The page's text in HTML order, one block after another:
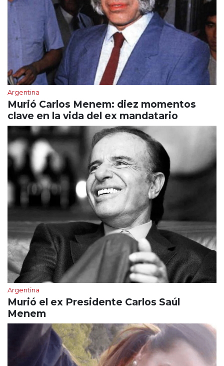
Argentina
Murió Carlos Menem: diez momentos
clave en la vida del ex mandatario
Argentina
Murió el ex Presidente Carlos Saúl
Menem